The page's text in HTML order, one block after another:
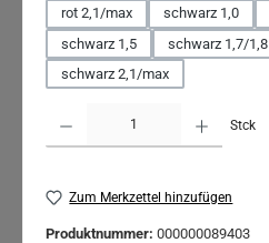
rot 2,1/max
schwarz 1,0
schwarz 1,5
schwarz 1,7/1,8
schwarz 2,1/max
Stck
Zum Merkzettel hinzufügen
Produktnummer: 000000089403